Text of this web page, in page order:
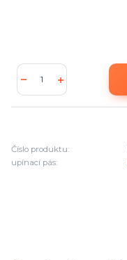
Číslo produktu:
upínací pás: